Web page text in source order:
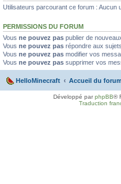
Utilisateurs parcourant ce forum : Aucun
PERMISSIONS DU FORUM
Vous ne pouvez pas publier de
Vous ne pouvez pas répondre aux
Vous ne pouvez pas modifier vos
Vous ne pouvez pas supprimer vos
HelloMinecraft Accueil du forum
Développé parphpBB®
Traduction